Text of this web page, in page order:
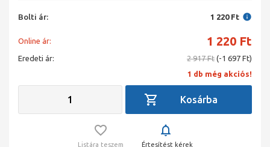
Bolti ár: 1 220 Ft
Online ár: 1 220 Ft
Eredeti ár: 2 917 Ft (-1 697 Ft)
1 db még akciós!
Listára teszem Értesítést kérek